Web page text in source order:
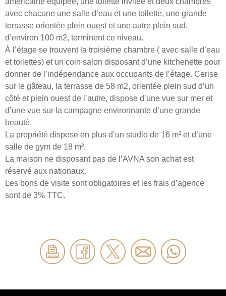
avec chacune une salle d’eau et une toilette, une grande
terrasse orientée plein ouest et une autre plein sud,
d’environ 100 m2, terminent ce niveau.
À l’étage se trouvent la troisième chambre ( avec salle d’eau
et toilettes) et un coin salon disposant d’une kitchenette pour
donner de l’indépendance aux occupants de l’étage. Cerise
sur le gâteau, la terrasse de 58 m2, orientée plein sud d’un
côté et plein ouest de l’autre, dispose d’une vue sur mer et
d’une vue sur la campagne environnante d’une grande
beauté.
La propriété dispose en plus d’un studio de 16 m² et d’une
salle de gym de 18 m².
La maison ne disposant pas de l’AVNA son achat est
réservé aux nationaux.
Les bons de visite sont obligatoires et les frais d’agence
sont de 3% TTC.